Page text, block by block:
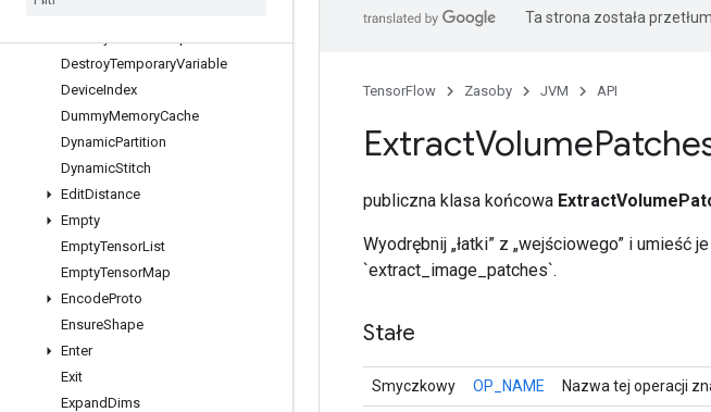
DestroyTemporaryVariable
DeviceIndex
DummyMemoryCache
DynamicPartition
DynamicStitch
EditDistance
Empty
EmptyTensorList
EmptyTensorMap
EncodeProto
EnsureShape
Enter
Exit
ExpandDims
Ta strona została
TensorFlow Zasoby JVM API
ExtractVolume
publiczna klasa końcowa
Wyodrębnij „łatki” z „wejściowego” i umieść
`extract_image_patches`.
Stałe
Smyczkowy OP_NAME Nazwa tej operacji